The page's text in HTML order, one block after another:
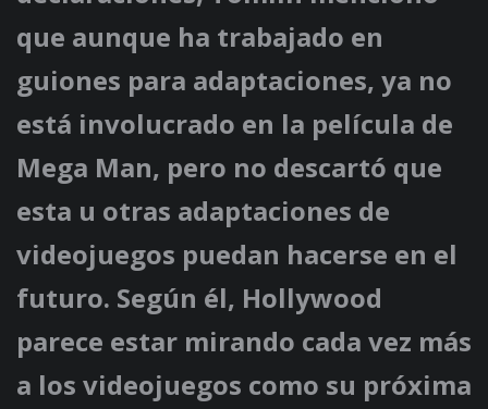
que aunque ha trabajado en
guiones para adaptaciones, ya no
está involucrado en la película de
Mega Man, pero no descartó que
esta u otras adaptaciones de
videojuegos puedan hacerse en el
futuro. Según él, Hollywood
parece estar mirando cada vez más
a los videojuegos como su próxima